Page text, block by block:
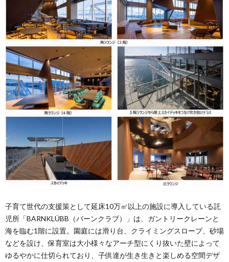
⼦育て世代の⽀援策として延床10万㎡以上の施設に導⼊している託
児所「BARNKLÜBB（バーンクラブ）」は、ガントリークレーンと
海を臨む1階に設置。園庭には滑り台、クライミングスロープ、砂場
などを設け、保育室は⼤⼩様々なアーチ型にくり抜いた壁によって
ゆるやかに仕切られており、⼦供達が⽣き⽣きと楽しめる空間デザ